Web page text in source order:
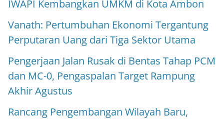
IWAPI Kembangkan UMKM di Kota Ambon
Vanath: Pertumbuhan Ekonomi Tergantung
Perputaran Uang dari Tiga Sektor Utama
Pengerjaan Jalan Rusak di Bentas Tahap PCM
dan MC-0, Pengaspalan Target Rampung
Akhir Agustus
Rancang Pengembangan Wilayah Baru,